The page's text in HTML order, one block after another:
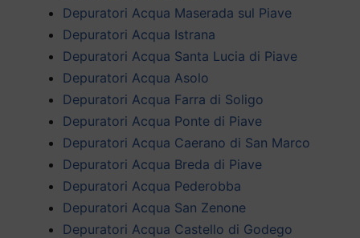
Depuratori Acqua Maserada sul Piave
Depuratori Acqua Istrana
Depuratori Acqua Santa Lucia di Piave
Depuratori Acqua Asolo
Depuratori Acqua Farra di Soligo
Depuratori Acqua Ponte di Piave
Depuratori Acqua Caerano di San Marco
Depuratori Acqua Breda di Piave
Depuratori Acqua Pederobba
Depuratori Acqua San Zenone
Depuratori Acqua Castello di Godego